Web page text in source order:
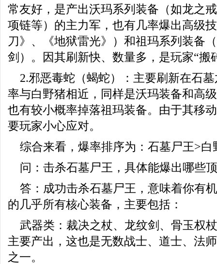
常友好，是产出沃玛系列装备（如龙之
项链等）的主力军，也有几率爆出高级
刀》、《地狱雷光》）和祖玛系列装备
剑）。因其刷新快、数量多，是玩家“搬
2.邪恶毒蛇（蝎蛇）：主要刷新在石
率与白野猪相近，同样是沃玛装备和高
也有较小概率掉落祖玛装备。由于其移
要玩家小心应对。
综合来看，爆率排序为：石墓尸王>白
问：击杀石墓尸王，具体能爆出哪些
答：成功击杀石墓尸王，意味着你有
的几乎所有核心装备，主要包括：
武器类：裁决之杖、龙纹剑、骨玉权
主要产出，这也是无数战士、道士、法
之一。